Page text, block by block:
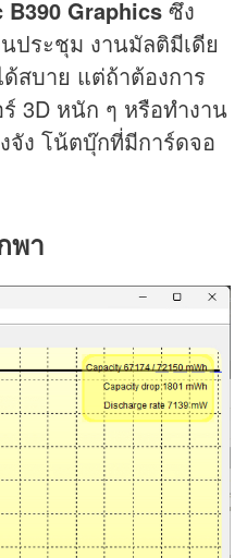
B390 Graphics ซึ่ง
ประชุม งานมัลติมีเดีย
สบาย แต่ถ้าต้องการ
ร์ 3D หนัก ๆ หรือทำงาน
จัง โน้ตบุ๊กที่มีการ์ดจอ
พา